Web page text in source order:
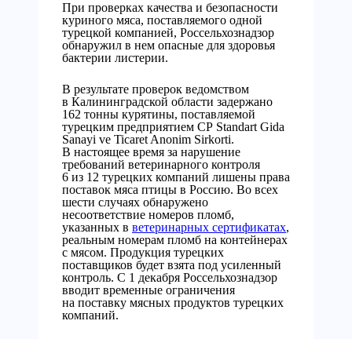
При проверках качества и безопасности
куриного мяса, поставляемого одной
турецкой компанией, Россельхознадзор
обнаружил в нем опасные для здоровья
бактерии листерии.
В результате проверок ведомством
в Калининградской области задержано
162 тонны курятины, поставляемой
турецким предприятием CP Standart Gida
Sanayi ve Ticaret Anonim Sirkorti.
В настоящее время за нарушение
требований ветеринарного контроля
6 из 12 турецких компаний лишены права
поставок мяса птицы в Россию. Во всех
шести случаях обнаружено
несоответствие номеров пломб,
указанных в ветеринарных сертификатах,
реальным номерам пломб на контейнерах
с мясом. Продукция турецких
поставщиков будет взята под усиленный
контроль. С 1 декабря Россельхознадзор
вводит временные ограничения
на поставку мясных продуктов турецких
компаний.